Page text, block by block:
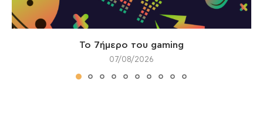
Το 7ήμερο του gaming
07/08/2026